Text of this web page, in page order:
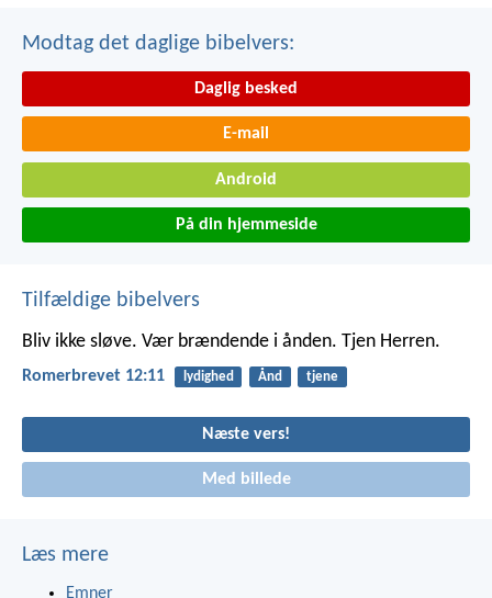
Modtag det daglige bibelvers:
Daglig besked
E-mail
Android
På din hjemmeside
Tilfældige bibelvers
Bliv ikke sløve. Vær brændende i ånden. Tjen Herren.
Romerbrevet 12:11 lydighed Ånd tjene
Næste vers!
Med billede
Læs mere
Emner